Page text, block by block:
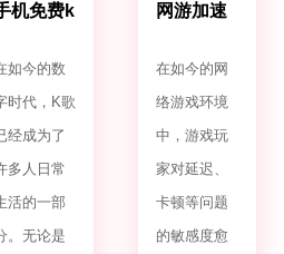
机免费k
好
如今的数
时代，K歌
经成为了
多人日常
活的一部
。无论是
网游加速
在如今的网
络游戏环境
中，游戏玩
家对延迟、
卡顿等问题
的敏感度愈